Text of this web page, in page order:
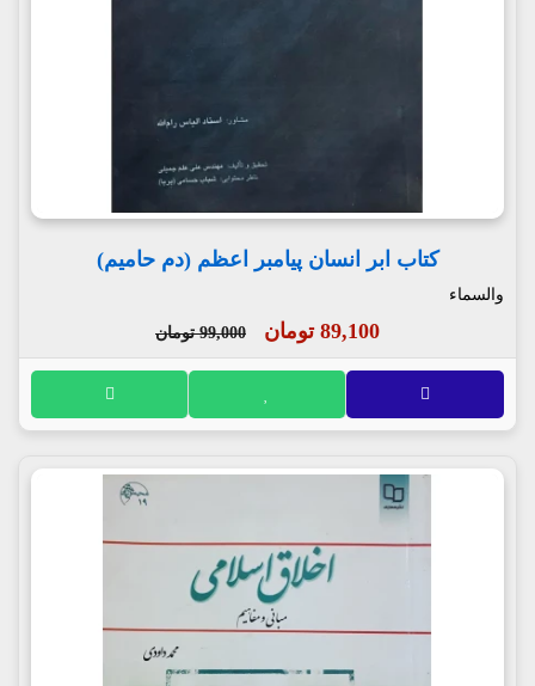
کتاب ابر انسان پیامبر اعظم (دم حامیم)
والسماء
89,100 تومان 99,000 تومان